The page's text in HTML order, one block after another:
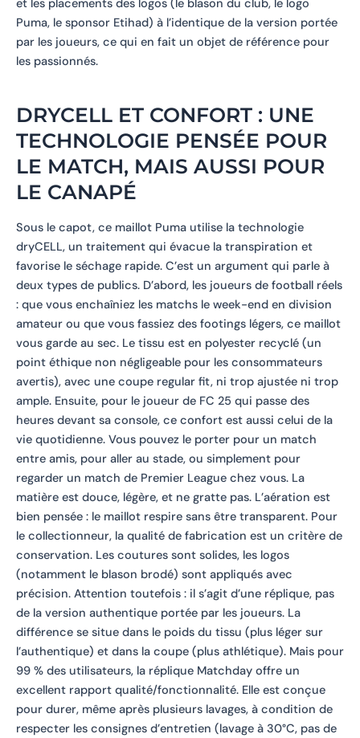
et les placements des logos (le blason du club, le logo
Puma, le sponsor Etihad) à l’identique de la version portée
par les joueurs, ce qui en fait un objet de référence pour
les passionnés.
DRYCELL ET CONFORT : UNE
TECHNOLOGIE PENSÉE POUR
LE MATCH, MAIS AUSSI POUR
LE CANAPÉ
Sous le capot, ce maillot Puma utilise la technologie
dryCELL, un traitement qui évacue la transpiration et
favorise le séchage rapide. C’est un argument qui parle à
deux types de publics. D’abord, les joueurs de football réels
: que vous enchaîniez les matchs le week-end en division
amateur ou que vous fassiez des footings légers, ce maillot
vous garde au sec. Le tissu est en polyester recyclé (un
point éthique non négligeable pour les consommateurs
avertis), avec une coupe regular fit, ni trop ajustée ni trop
ample. Ensuite, pour le joueur de FC 25 qui passe des
heures devant sa console, ce confort est aussi celui de la
vie quotidienne. Vous pouvez le porter pour un match
entre amis, pour aller au stade, ou simplement pour
regarder un match de Premier League chez vous. La
matière est douce, légère, et ne gratte pas. L’aération est
bien pensée : le maillot respire sans être transparent. Pour
le collectionneur, la qualité de fabrication est un critère de
conservation. Les coutures sont solides, les logos
(notamment le blason brodé) sont appliqués avec
précision. Attention toutefois : il s’agit d’une réplique, pas
de la version authentique portée par les joueurs. La
différence se situe dans le poids du tissu (plus léger sur
l’authentique) et dans la coupe (plus athlétique). Mais pour
99 % des utilisateurs, la réplique Matchday offre un
excellent rapport qualité/fonctionnalité. Elle est conçue
pour durer, même après plusieurs lavages, à condition de
respecter les consignes d’entretien (lavage à 30°C, pas de